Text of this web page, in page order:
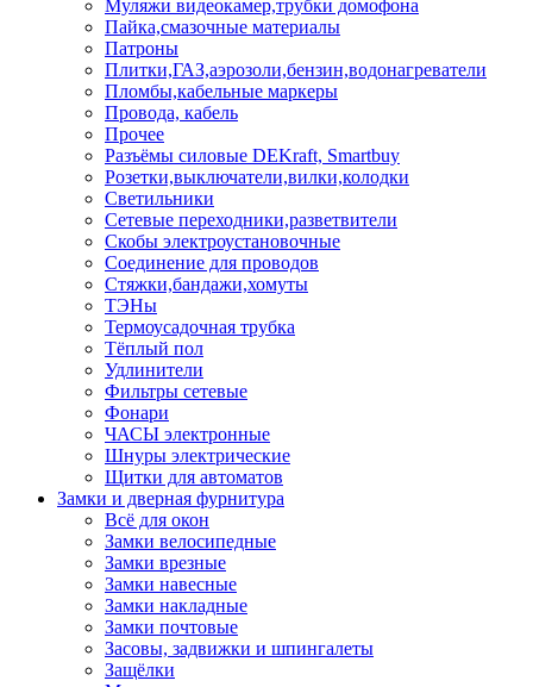
Муляжи видеокамер,трубки домофона
Пайка,смазочные материалы
Патроны
Плитки,ГАЗ,аэрозоли,бензин,водонагреватели
Пломбы,кабельные маркеры
Провода, кабель
Прочее
Разъёмы силовые DEKraft, Smartbuy
Розетки,выключатели,вилки,колодки
Светильники
Сетевые переходники,разветвители
Скобы электроустановочные
Соединение для проводов
Стяжки,бандажи,хомуты
ТЭНы
Термоусадочная трубка
Тёплый пол
Удлинители
Фильтры сетевые
Фонари
ЧАСЫ электронные
Шнуры электрические
Щитки для автоматов
Замки и дверная фурнитура
Всё для окон
Замки велосипедные
Замки врезные
Замки навесные
Замки накладные
Замки почтовые
Засовы, задвижки и шпингалеты
Защёлки